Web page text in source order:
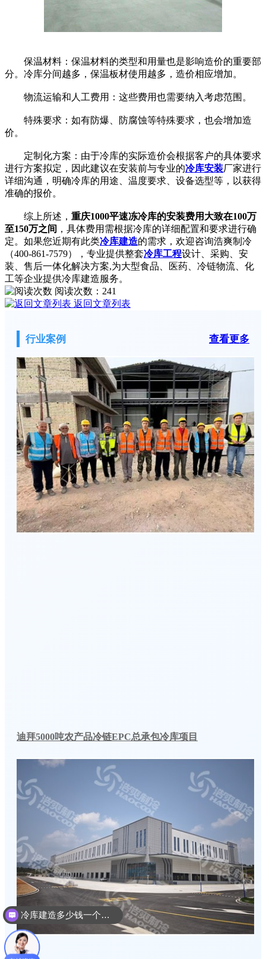
保温材料：保温材料的类型和用量也是影响造价的重要部
分。冷库分间越多，保温板材使用越多，造价相应增加。
物流运输和人工费用：这些费用也需要纳入考虑范围。
特殊要求：如有防爆、防腐蚀等特殊要求，也会增加造
价。
定制化方案：由于冷库的实际造价会根据客户的具体要求
进行方案拟定，因此建议在安装前与专业的冷库安装厂家进行
详细沟通，明确冷库的用途、温度要求、设备选型等，以获得
准确的报价。
综上所述， 重庆1000平速冻冷库的安装费用 大致在100万
至150万之间 ，具体费用需根据冷库的详细配置和要求进行确
定。如果您近期有此类冷库建造的需求，欢迎咨询浩爽制冷
（400-861-7579），专业提供整套冷库工程设计、采购、安
装、售后一体化解决方案,为大型食品、医药、冷链物流、化
工等企业提供冷库建造服务。
阅读次数： 241
返回文章列表
行业案例 查看更多
迪拜5000吨农产品冷链EPC总承包冷库项目
冷库建造多少钱一个平方